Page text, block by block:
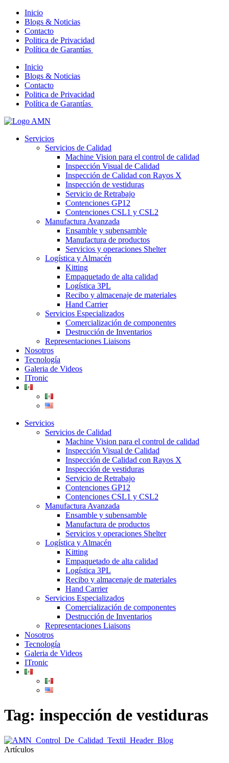
Inicio
Blogs & Noticias
Contacto
Politica de Privacidad
Política de Garantías
Inicio
Blogs & Noticias
Contacto
Politica de Privacidad
Política de Garantías
Servicios
Servicios de Calidad
Machine Vision para el control de calidad
Inspección Visual de Calidad
Inspección de Calidad con Rayos X
Inspección de vestiduras
Servicio de Retrabajo
Contenciones GP12
Contenciones CSL1 y CSL2
Manufactura Avanzada
Ensamble y subensamble
Manufactura de productos
Servicios y operaciones Shelter
Logística y Almacén
Kitting
Empaquetado de alta calidad
Logística 3PL
Recibo y almacenaje de materiales
Hand Carrier
Servicios Especializados
Comercialización de componentes
Destrucción de Inventarios
Representaciones Liaisons
Nosotros
Tecnología
Galeria de Videos
ITronic
Servicios
Servicios de Calidad
Machine Vision para el control de calidad
Inspección Visual de Calidad
Inspección de Calidad con Rayos X
Inspección de vestiduras
Servicio de Retrabajo
Contenciones GP12
Contenciones CSL1 y CSL2
Manufactura Avanzada
Ensamble y subensamble
Manufactura de productos
Servicios y operaciones Shelter
Logística y Almacén
Kitting
Empaquetado de alta calidad
Logística 3PL
Recibo y almacenaje de materiales
Hand Carrier
Servicios Especializados
Comercialización de componentes
Destrucción de Inventarios
Representaciones Liaisons
Nosotros
Tecnología
Galeria de Videos
ITronic
Tag: inspección de vestiduras
Artículos